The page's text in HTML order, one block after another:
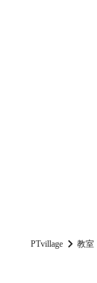
PTvillage 教室